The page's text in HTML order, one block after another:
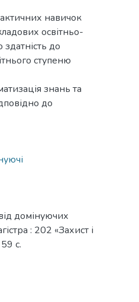
навичок
освітньо-
до
ступеню
знань та
до
домінуючих
: 202 «Захист і
с.